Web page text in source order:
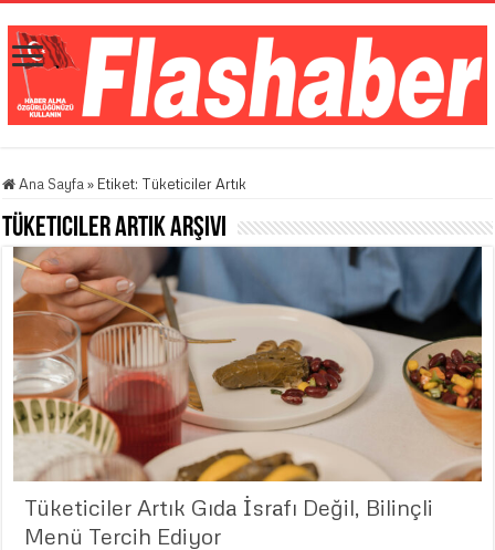
Ana Sayfa » Etiket: Tüketiciler Artık
Tüketiciler ArtıkArşivi
Tüketiciler Artık Gıda İsrafı Değil, Bilinçli
Menü Tercih Ediyor